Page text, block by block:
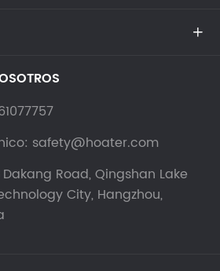

safety@hoater.com
Dakang Road, Qingshan Lake
City, Hangzhou,